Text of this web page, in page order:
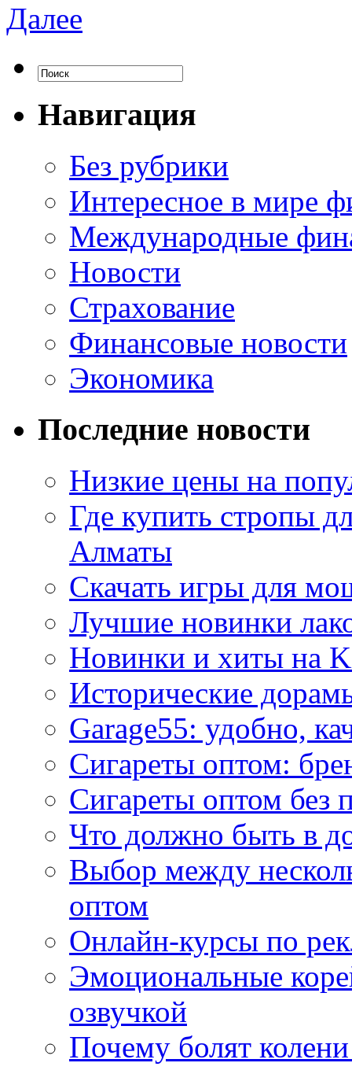
Далее
Навигация
Без рубрики
Интересное в мире
Международные
Новости
Страхование
Финансовые новости
Экономика
Последние новости
Низкие цены на
Где купить стропы
Алматы
Скачать игры для
Лучшие новинки
Новинки и хиты на
Исторические
Garage55: удобно,
Сигареты оптом:
Сигареты оптом без
Что должно быть в
Выбор между
оптом
Онлайн-курсы по
Эмоциональные
озвучкой
Почему болят